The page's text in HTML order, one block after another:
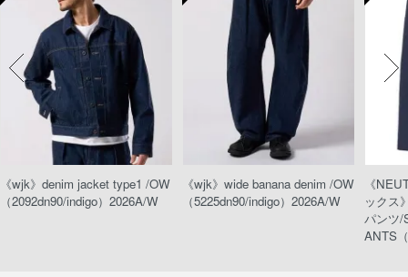
《wjk》denim jacket type1 /OW
（2092dn90/indigo）2026A/W
《wjk》wide banana denim /OW
（5225dn90/indigo）2026A/W
《
ックス
パンツ
ANTS